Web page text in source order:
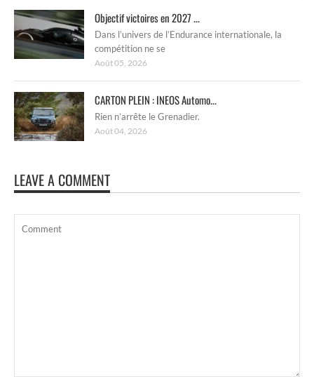
Objectif victoires en 2027 ...
Dans l’univers de l’Endurance internationale, la
compétition ne se
Août 05, 2026
CARTON PLEIN : INEOS Automo...
Rien n’arrête le Grenadier.
Août 04, 2026
LEAVE A COMMENT